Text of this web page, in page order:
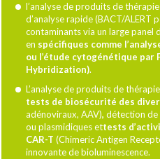
l’analyse de produits de
d’analyse rapide (BACT/
contaminants via un large panel
en spécifiques comme
ou l’étude cytogénétique par
Hybridization).
L’analyse de produits de
tests de biosécurité des
adénoviraux, AAV), détection de
ou plasmidiques ettests
CAR-T(Chimeric Antigen
innovante de bioluminescence.